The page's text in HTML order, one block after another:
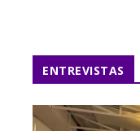
ENTREVISTAS